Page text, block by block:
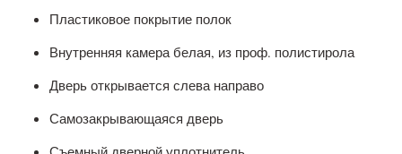
Пластиковое покрытие полок
Внутренняя камера белая, из проф. полистирола
Дверь открывается слева направо
Самозакрывающаяся дверь